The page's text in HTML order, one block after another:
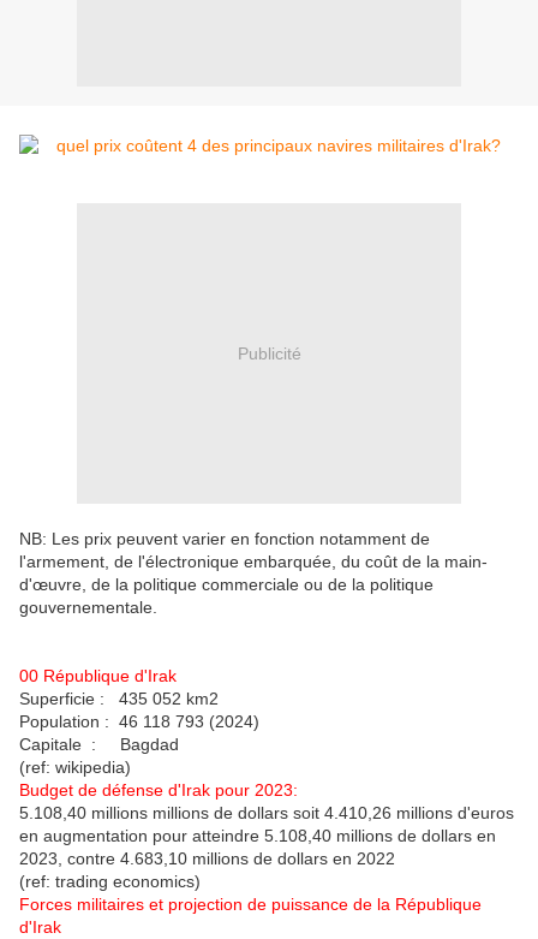
Publicité
NB: Les prix peuvent varier en fonction notamment de
l'armement, de l'électronique embarquée, du coût de la main-
d'œuvre, de la politique commerciale ou de la politique
gouvernementale.
00 République d'Irak
Superficie : 435 052 km2
Population : 46 118 793 (2024)
Capitale : Bagdad
(ref: wikipedia)
Budget de défense d'Irak pour 2023:
5.108,40 millions millions de dollars soit 4.410,26 millions d'euros
en augmentation pour atteindre 5.108,40 millions de dollars en
2023, contre 4.683,10 millions de dollars en 2022
(ref: trading economics)
Forces militaires et projection de puissance de la République
d'Irak